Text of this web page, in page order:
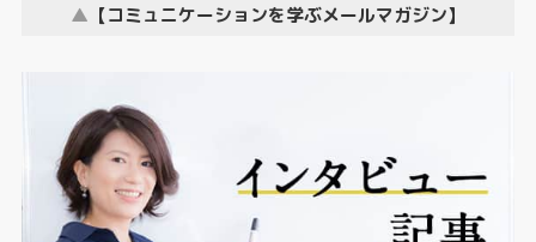
【コミュニケーションを学ぶメールマガジン】